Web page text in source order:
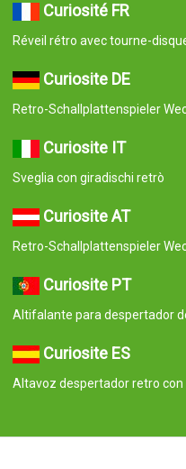
Curiosité FR
Réveil rétro avec tourne-
Curiosite DE
Retro-Schallplattenspieler
Curiosite IT
Sveglia con giradischi retrò
Curiosite AT
Retro-Schallplattenspieler
Curiosite PT
Altifalante para despertador
Curiosite ES
Altavoz despertador retro